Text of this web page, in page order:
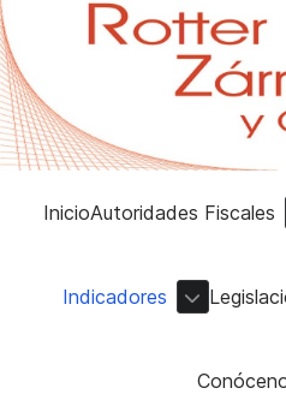
InicioAutoridades Fiscales
Indicadores